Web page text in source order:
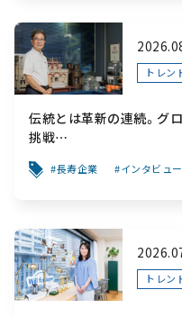
トレン
伝統とは革新の連続。グ
挑戦
こだわり、ガラスを超える
長寿企業 インタビュー
トレン